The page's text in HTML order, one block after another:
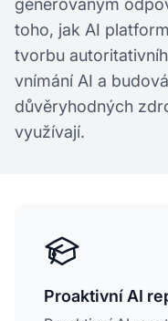
generovaným
toho, jak AI
tvorbu
vnímání AI a
důvěryhodných
využívají.
Proaktivní AI